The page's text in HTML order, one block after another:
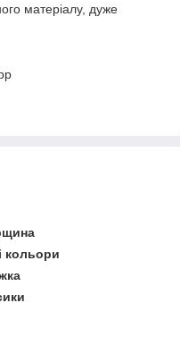
матеріалу, дуже
кольори